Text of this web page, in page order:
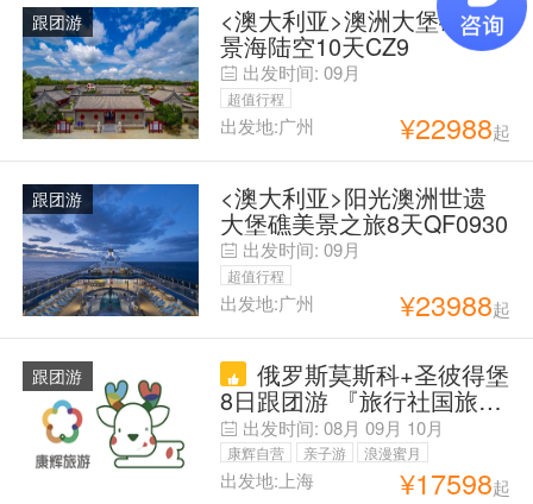
跟团游 <澳大利亚>澳洲大堡礁全
景海陆空10天CZ9
出发时间: 09月
超值行程
出发地:广州 ¥22988起
跟团游 <澳大利亚>阳光澳洲世遗
大堡礁美景之旅8天QF0930
出发时间: 09月
超值行程
出发地:广州 ¥23988起
跟团游 俄罗斯莫斯科+圣彼得堡
8日跟团游 『旅行社国旅』
4宫入内含讲解+冬宫快通
+金环小镇|境内高铁|酒店|
八菜团餐+俄式大餐
出发时间: 08月 09月 10月
康辉自营 亲子游
浪漫蜜月
父母安心游
出发地:上海 ¥17598起